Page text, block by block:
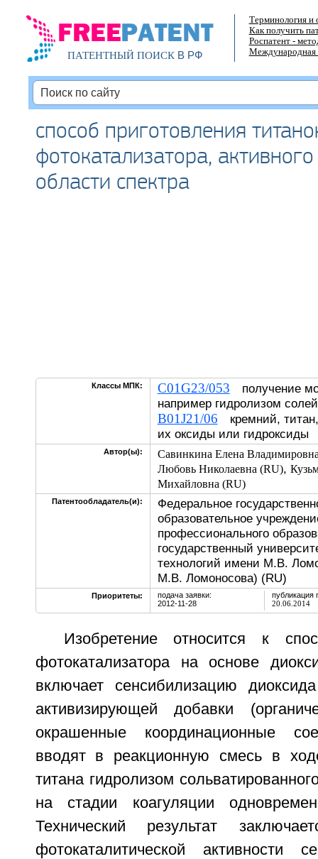
ПАТЕНТНЫЙ ПОИСКВ РФ
Терминология и
Как получить
Роспатент -
Международная
способ приготовления
фотокатализатора,
области спектра
Классы МПК: C01G23/053 получение
например гидролизом
B01J21/06 кремний,
их оксиды или гидроксиды
Автор(ы):
Савинкина Елена
Любовь Николаевна (RU),
Михайловна (RU)
Патентообладатель(и):
Федеральное
образовательное
профессионального
государственный
технологий имени М.В.
М.В. Ломоносова) (RU)
Приоритеты:
подача заявки:
2012-11-28
публикация
20.06.2014
Изобретение относится к
фотокатализатора на основе
включает сенсибилизацию
активизирующей добавки
окрашенные координационные
вводят в реакционную смесь в
титана гидролизом
на стадии коагуляции
Технический результат
фотокаталитической активности